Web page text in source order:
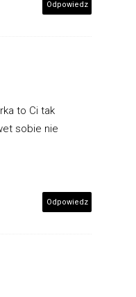
Odpowiedz
to Ci tak
sobie nie
Odpowiedz